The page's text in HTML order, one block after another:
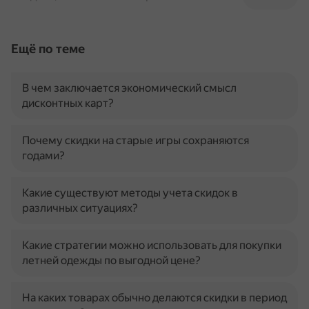
Ещё по теме
В чем заключается экономический смысл
дисконтных карт?
Почему скидки на старые игры сохраняются
годами?
Какие существуют методы учета скидок в
различных ситуациях?
Какие стратегии можно использовать для покупки
летней одежды по выгодной цене?
На каких товарах обычно делаются скидки в период